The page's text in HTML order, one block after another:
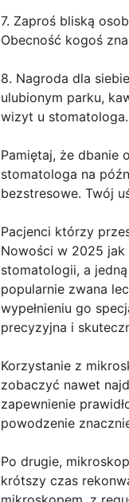
7. Zaproś bliską
Obecność kogoś
8. Nagroda dla
ulubionym parku,
wizyt u stomatologa.
Pamiętaj, że dbanie
stomatologa na
bezstresowe. Twój
Pacjenci którzy
Nowości w 2025
stomatologii, a
popularnie zwana
wypełnieniu go
precyzyjna i
Korzystanie z
zobaczyć nawet
zapewnienie
powodzenie
Po drugie,
krótszy czas